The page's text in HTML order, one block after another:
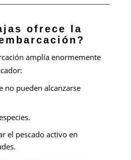
ofrece la
amplía enormemente
no pueden alcanzarse
el pescado activo en